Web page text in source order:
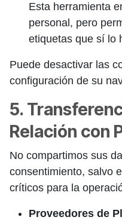
Esta herramienta
personal, pero
etiquetas que sí lo
Puede desactivar las
configuración de su
5.
Relación con
No compartimos sus
consentimiento, salvo
críticos para la
Proveedores de